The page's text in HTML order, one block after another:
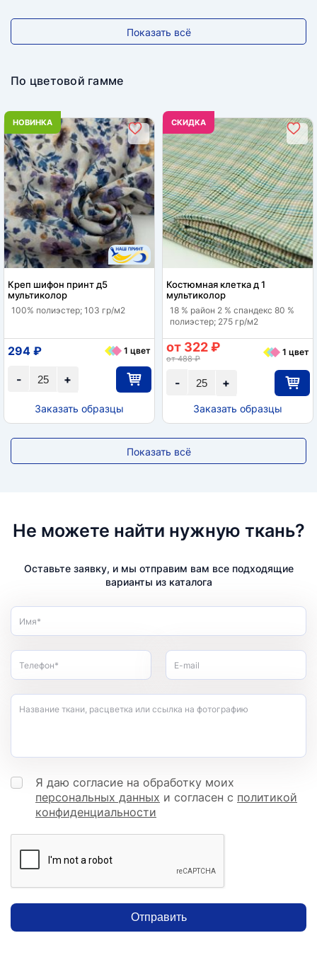
Показать всё
По цветовой гамме
НОВИНКА
Креп шифон принт д5
мультиколор
100% полиэстер; 103 гр/м2
+
-
294 ₽ 1 цвет
Заказать образцы
CКИДКА
Костюмная клетка д 1
мультиколор
18 % район 2 % спандекс 80 %
полиэстер; 275 гр/м2
+
-
от 322 ₽
от 488 ₽
1 цвет
Заказать образцы
Показать всё
Не можете найти нужную ткань?
Оставьте заявку, и мы отправим вам все подходящие
варианты из каталога
Имя*
Телефон* E-mail
Название ткани, расцветка или ссылка на фотографию
Я даю согласие на обработку моих
персональных данных и согласен с политикой
конфиденциальности
Отправить